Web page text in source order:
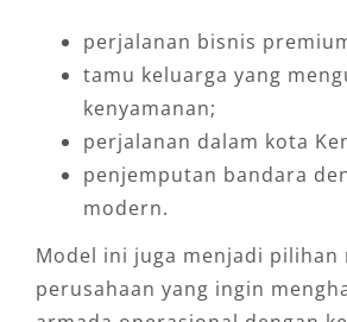
perjalanan bisnis
tamu keluarga yang
kenyamanan;
perjalanan dalam kota
penjemputan bandara
modern.
Model ini juga menjadi pilihan
perusahaan yang ingin